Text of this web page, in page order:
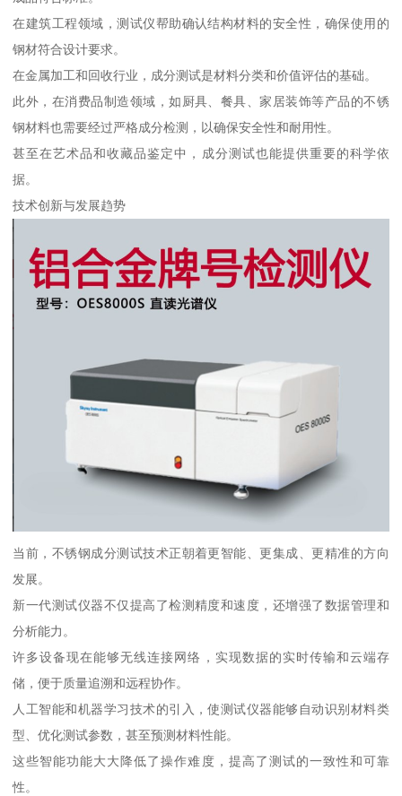
在建筑工程领域，测试仪帮助确认结构材料的安全性，确保使用的
钢材符合设计要求。
在金属加工和回收行业，成分测试是材料分类和价值评估的基础。
此外，在消费品制造领域，如厨具、餐具、家居装饰等产品的不锈
钢材料也需要经过严格成分检测，以确保安全性和耐用性。
甚至在艺术品和收藏品鉴定中，成分测试也能提供重要的科学依
据。
技术创新与发展趋势
当前，不锈钢成分测试技术正朝着更智能、更集成、更精准的方向
发展。
新一代测试仪器不仅提高了检测精度和速度，还增强了数据管理和
分析能力。
许多设备现在能够无线连接网络，实现数据的实时传输和云端存
储，便于质量追溯和远程协作。
人工智能和机器学习技术的引入，使测试仪器能够自动识别材料类
型、优化测试参数，甚至预测材料性能。
这些智能功能大大降低了操作难度，提高了测试的一致性和可靠
性。